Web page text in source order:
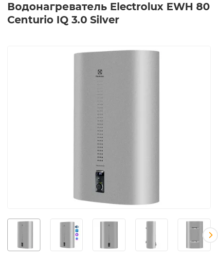
Водонагреватель Electrolux EWH 80
Centurio IQ 3.0 Silver